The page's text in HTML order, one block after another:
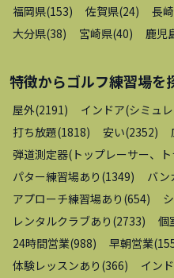
福岡県(153) 佐賀県(24) 長
大分県(38) 宮崎県(40) 鹿児
特徴からゴルフ練習場を
屋外(2191 ) インドア(シミュ
打ち放題(1818) 安い(2352)
弾道測定器(トップレーサー、
パター練習場あり (1349) バン
アプローチ練習場あり (654)
レンタルクラブあり (2733) 個
24時間営業(988) 早朝営業(
体験レッスンあり (366) イン